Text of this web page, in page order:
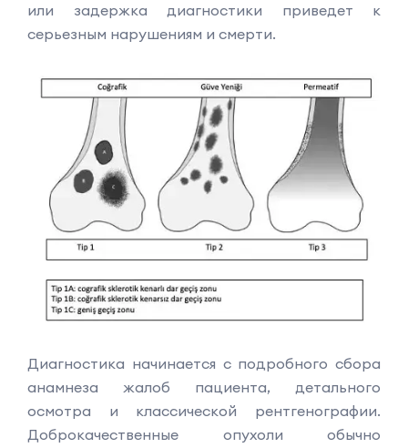
или задержка диагностики приведет к
серьезным нарушениям и смерти.
Диагностика начинается с подробного сбора
анамнеза жалоб пациента, детального
осмотра и классической рентгенографии.
Доброкачественные опухоли обычно